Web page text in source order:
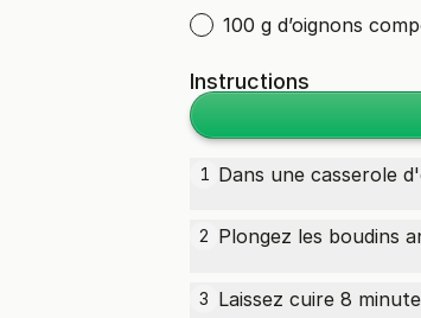
100 g d’oignons
Instructions
1 Dans une casserole
2 Plongez les boudins
3 Laissez cuire 8